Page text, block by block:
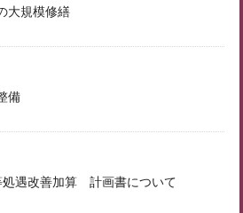
大規模修繕
備
処遇改善加算 計画書について